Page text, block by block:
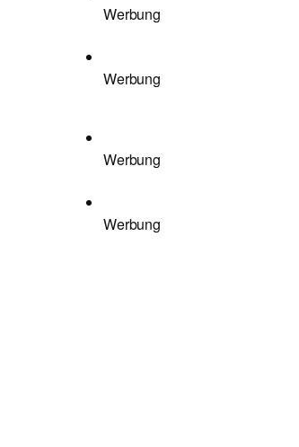
Werbung
Werbung
Werbung
Werbung